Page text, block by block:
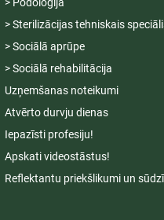
> Podoloģija
> Sterilizācijas tehniskais
> Sociālā aprūpe
> Sociālā rehabilitācija
Uzņemšanas noteikumi
Atvērto durvju dienas
Iepazīsti profesiju!
Apskati videostāstus!
Reflektantu priekšlikumi un